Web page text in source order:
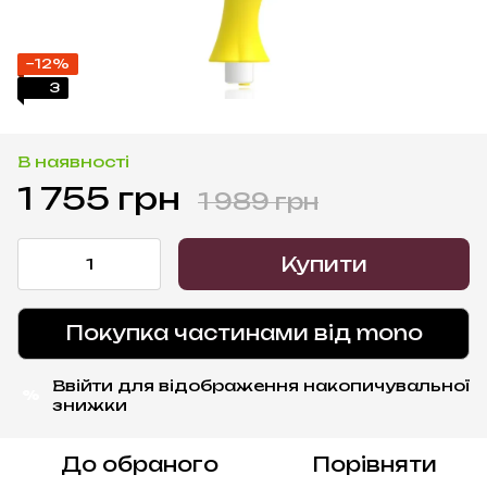
−12%
3
В наявності
1 755 грн 1 989 грн
Купити
Покупка частинами від mono
Ввійти для відображення накопичувальної
знижки
До обраного Порівняти